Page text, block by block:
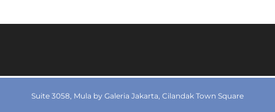
Suite 3058, Mula by Galeria Jakarta, Cilandak Town Square